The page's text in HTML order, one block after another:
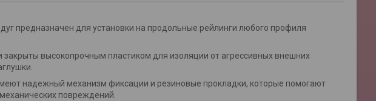
предназначен для установки на продольные рейлинги любого профиля
высокопрочным пластиком для изоляции от агрессивных внешних
надежный механизм фиксации и резиновые прокладки, которые помогают
повреждений.